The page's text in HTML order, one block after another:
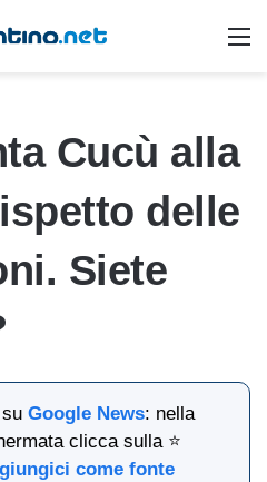
Cucù alla
delle
Siete
suGoogle News: nella
clicca sulla ⭐
come fonte